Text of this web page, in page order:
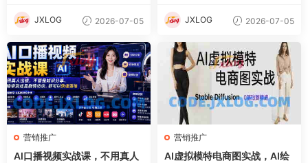
JXLOG 2026-07-05 JXLOG 2026-07-05
营销推广
AI口播视频实战课，不用真人
营销推广
AI虚拟模特电商图实战，AI绘